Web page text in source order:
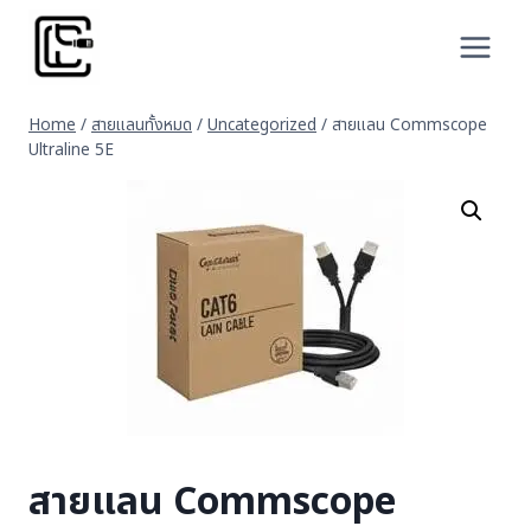
Skip
content
Home / สายแลนทั้งหมด / Uncategorized / สายแลน Commscope
Ultraline 5E
สายแลน Commscope